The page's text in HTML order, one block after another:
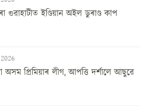
গুৱাহাটীত ইণ্ডিয়ান অইল ডুৰাণ্ড কাপ
প্ৰিমিয়াৰ লীগ, আপত্তি দৰ্শালে আছুৱে